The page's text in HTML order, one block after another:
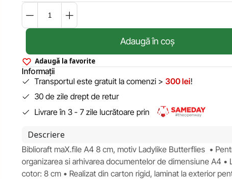
Adaugă în coș
Adaugă la favorite
Informații
Transportul este gratuit la comenzi > 300 lei!
30 de zile drept de retur
Livrare în 3 - 7 zile lucrătoare prin
Descriere
Biblioraft maX.file A4 8 cm, motiv Ladylike Butterflies •
organizarea si arhivarea documentelor de dimensiune A4 •
cotor: 8 cm • Realizat din carton rigid, laminat la exterior